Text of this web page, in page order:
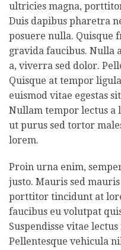
ultricies magna,
Duis dapibus pharetra
posuere nulla. Quisque
gravida faucibus. Nulla
a, viverra sed dolor.
Quisque at tempor
euismod vitae egestas
Nullam tempor lectus a
ut purus sed tortor
lorem.
Proin urna enim,
justo. Mauris sed
porttitor tincidunt at
faucibus eu volutpat
Suspendisse vitae
Pellentesque vehicula